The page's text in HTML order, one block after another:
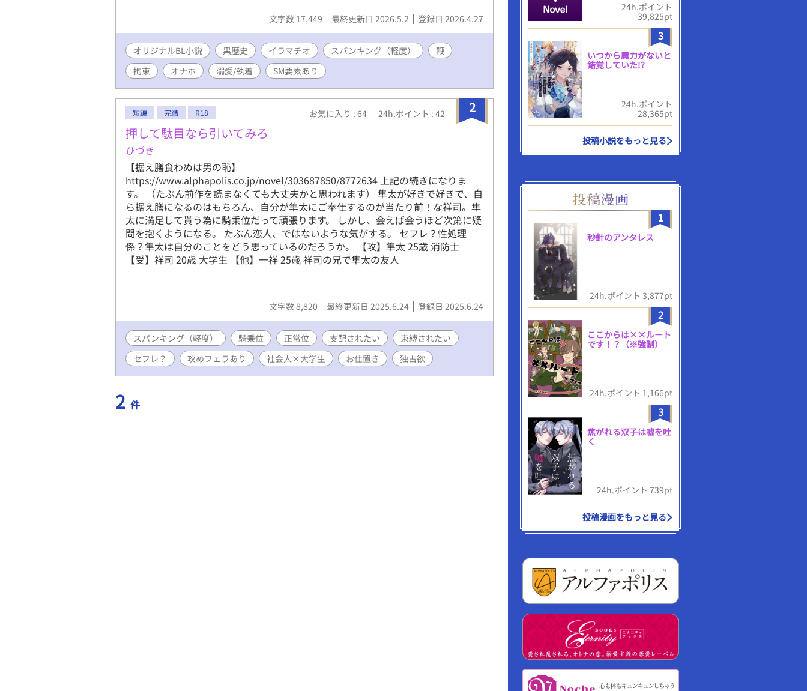
文字数 17,449 最終更新日 2026.5.2 登録日 2026.4.27
オリジナルBL小説 黒歴史 イラマチオ スパンキング（軽度）
鞭
拘束
オナホ 溺愛/執着 SM要素あり
2
短編 完結 R18 お気に入り : 64 24h.ポイント : 42
押して駄目なら引いてみろ
ひづき
【据え膳食わぬは男の恥】
https://www.alphapolis.co.jp/novel/303687850/8772634 上記の続きになりま
す。 （たぶん前作を読まなくても大丈夫かと思われます） 隼太が好きで好きで、自
ら据え膳になるのはもちろん、自分が隼太にご奉仕するのが当たり前！な祥司。隼
太に満足して貰う為に騎乗位だって頑張ります。 しかし、会えば会うほど次第に疑
問を抱くようになる。 たぶん恋人、ではないような気がする。 セフレ？性処理
係？隼太は自分のことをどう思っているのだろうか。 【攻】隼太 25歳 消防士
【受】祥司 20歳 大学生 【他】一祥 25歳 祥司の兄で隼太の友人
文字数 8,820 最終更新日 2025.6.24 登録日 2025.6.24
スパンキング（軽度） 騎乗位 正常位 支配されたい
束縛されたい
セフレ？
攻めフェラあり 社会人×大学生 お仕置き 独占欲
2 件
24h.ポイント
39,825pt
3
いつから魔力がないと
錯覚していた!?
24h.ポイント
28,365pt
投稿小説をもっと見る
1
秒針のアンタレス
24h.ポイント 3,877pt
2
ここからは××ルート
です！？（※強制）
24h.ポイント 1,166pt
3
焦がれる双子は嘘を吐
く
24h.ポイント 739pt
投稿漫画をもっと見る